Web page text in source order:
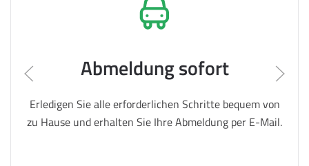
Abmeldung sofort
Erledigen Sie alle erforderlichen Schritte bequem von
zu Hause und erhalten Sie Ihre Abmeldung per E-Mail.